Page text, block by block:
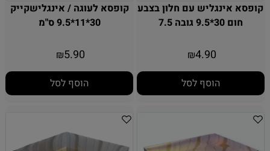
קופסא אינגליש עם חלון בצבע
חום 30*9.5 גובה 7.5
₪4.90
הוסף לסל
קופסא לעוגה / אינגלישקייק
30*11*9.5 ס"מ
₪5.90
הוסף לסל